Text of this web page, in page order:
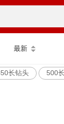
最新
长钻头 500